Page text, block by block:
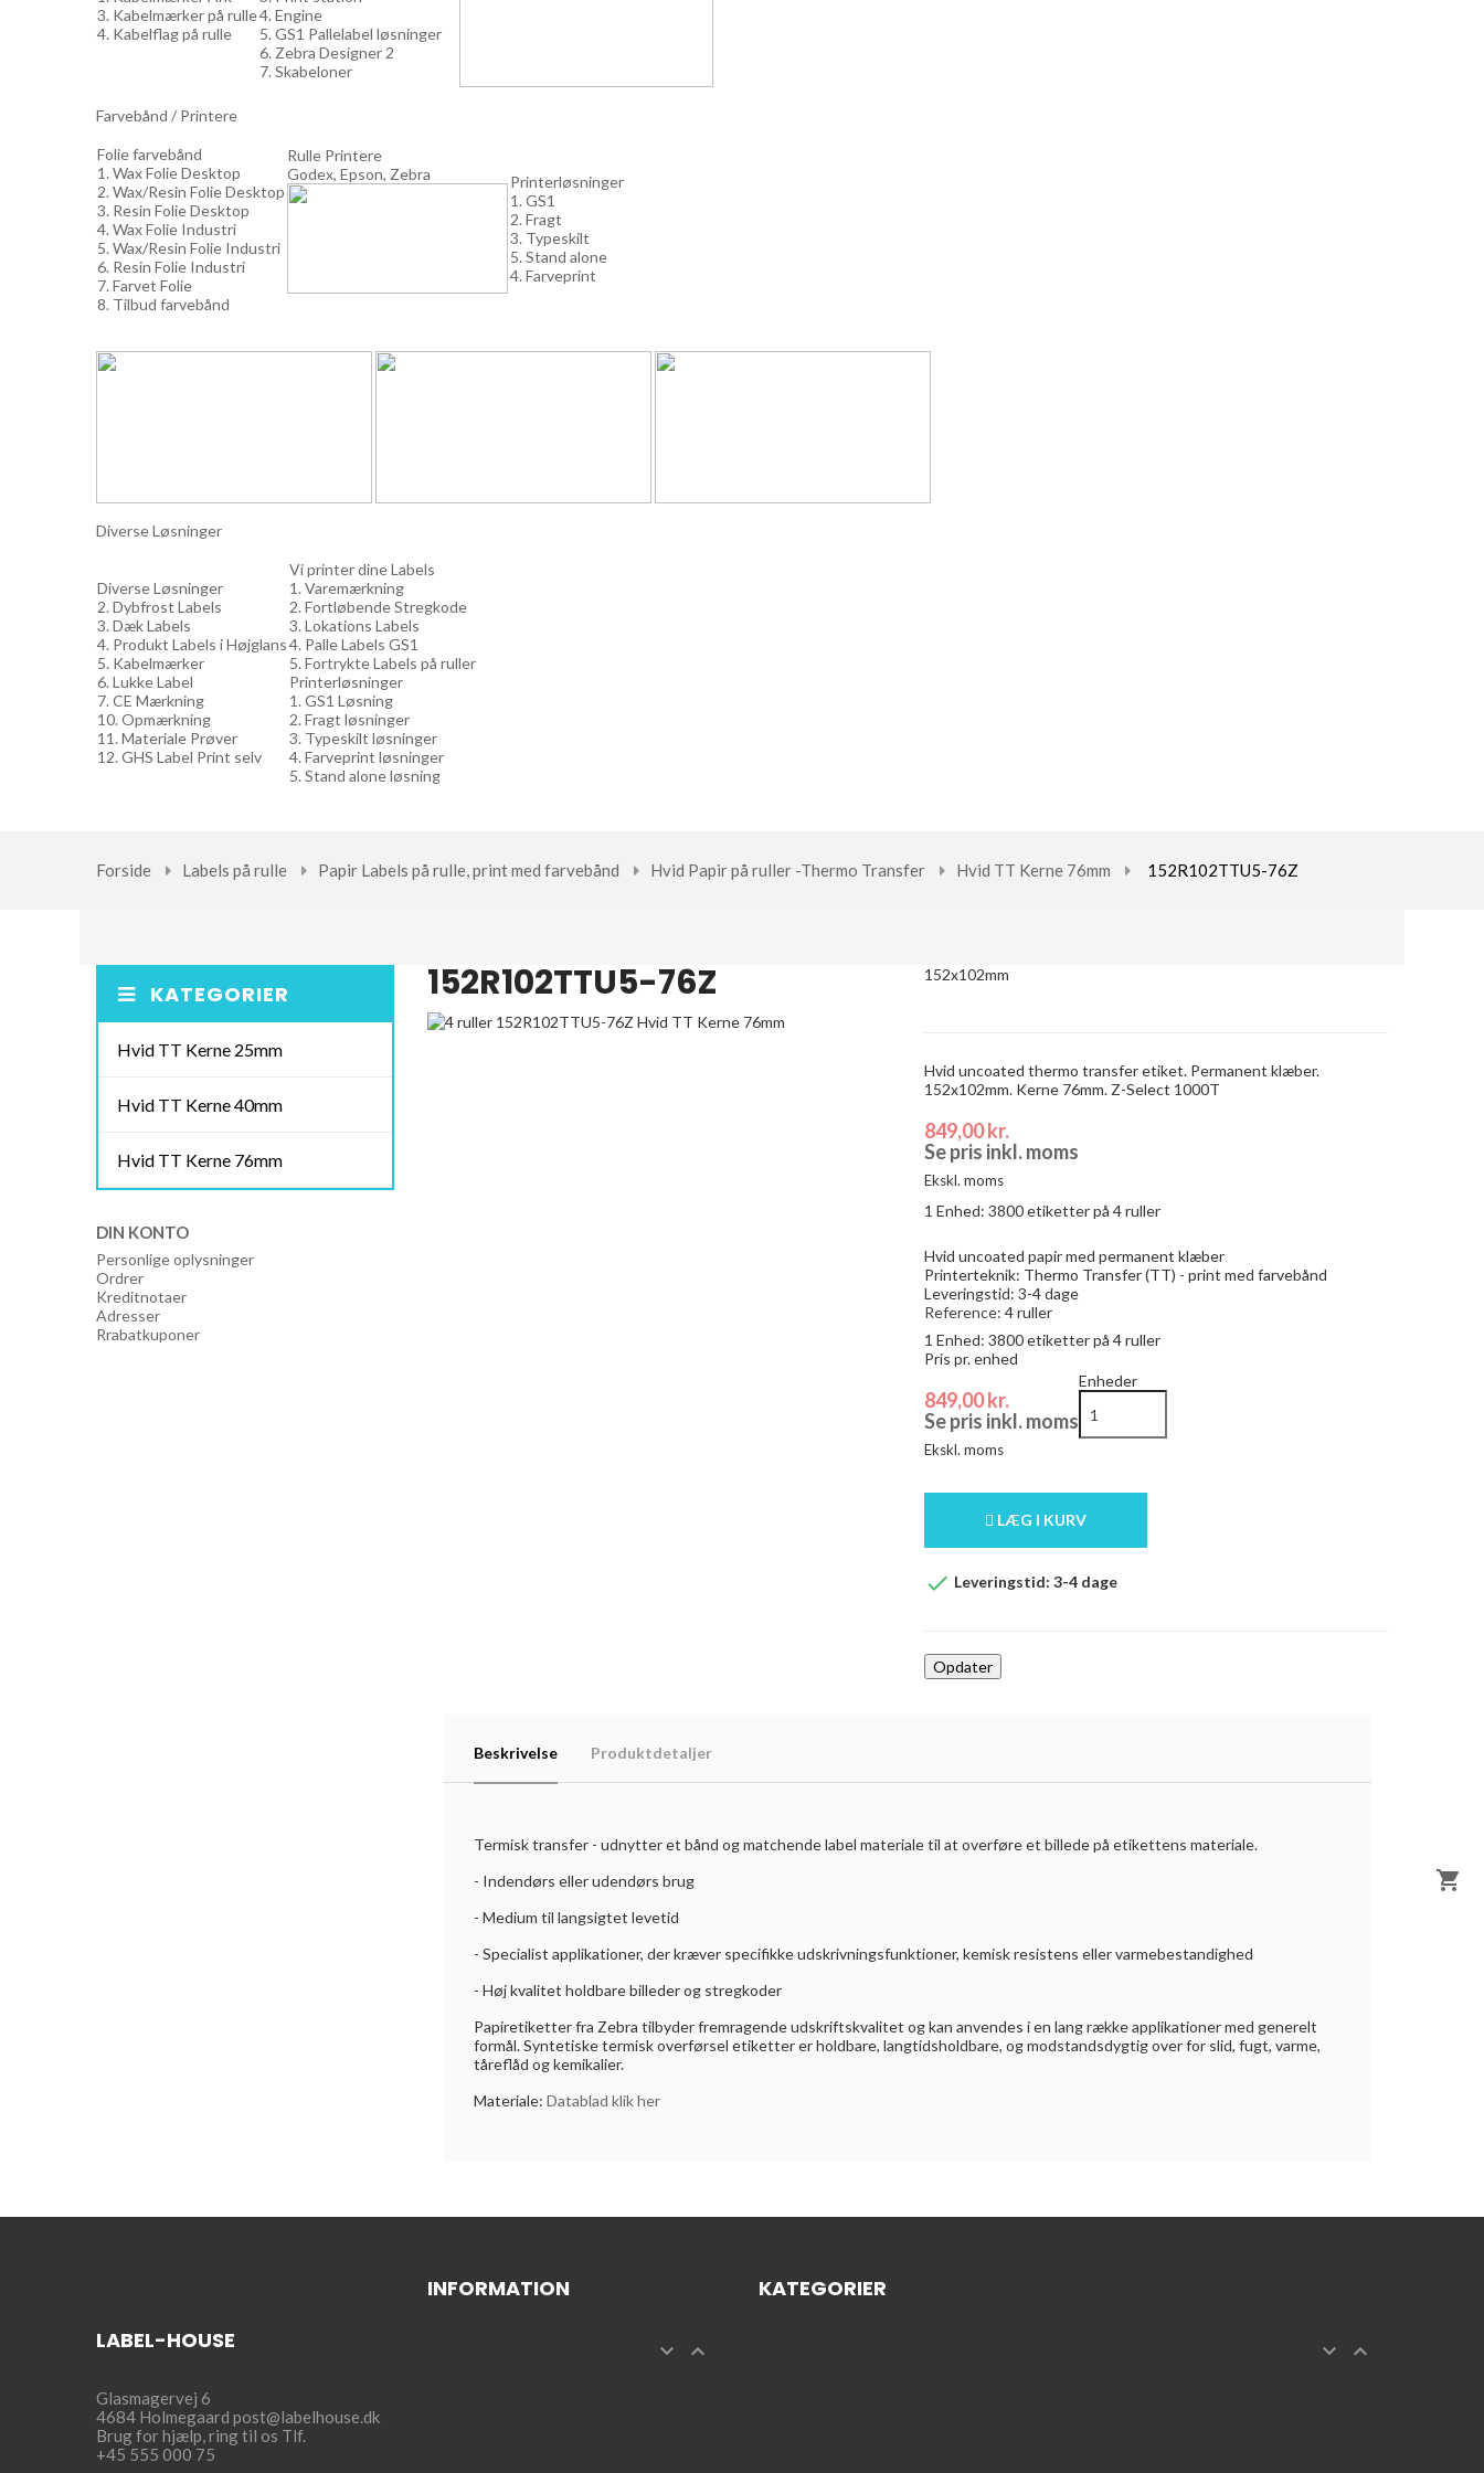
3. Kabelmærker på rulle
4. Kabelflag på rulle
4. Engine
5. GS1 Pallelabel løsninger
6. Zebra Designer 2
7. Skabeloner
Farvebånd / Printere
Folie farvebånd
1. Wax Folie Desktop
2. Wax/Resin Folie Desktop
3. Resin Folie Desktop
4. Wax Folie Industri
5. Wax/Resin Folie Industri
6. Resin Folie Industri
7. Farvet Folie
8. Tilbud farvebånd
Rulle Printere
Godex, Epson, Zebra
Printerløsninger
1. GS1
2. Fragt
3. Typeskilt
5. Stand alone
4. Farveprint
Diverse Løsninger
Diverse Løsninger
2. Dybfrost Labels
3. Dæk Labels
4. Produkt Labels i Højglans
5. Kabelmærker
6. Lukke Label
7. CE Mærkning
10. Opmærkning
11. Materiale Prøver
12. GHS Label Print selv
Vi printer dine Labels
1. Varemærkning
2. Fortløbende Stregkode
3. Lokations Labels
4. Palle Labels GS1
5. Fortrykte Labels på ruller
Printerløsninger
1. GS1 Løsning
2. Fragt løsninger
3. Typeskilt løsninger
4. Farveprint løsninger
5. Stand alone løsning
Forside Labels på rulle Papir Labels på rulle, print med farvebånd Hvid Papir på ruller -Thermo Transfer Hvid TT Kerne 76mm 152R102TTU5-76Z
KATEGORIER
Hvid TT Kerne 25mm
Hvid TT Kerne 40mm
Hvid TT Kerne 76mm
DIN KONTO
Personlige oplysninger
Ordrer
Kreditnotaer
Adresser
Rrabatkuponer
152R102TTU5-76Z 152x102mm
Hvid uncoated thermo transfer etiket. Permanent klæber.
152x102mm. Kerne 76mm. Z-Select 1000T
849,00 kr.
Se pris inkl. moms
Ekskl. moms
1 Enhed: 3800etiketter på 4 ruller
Hvid uncoated papir med permanent klæber
Printerteknik: Thermo Transfer (TT) - print med farvebånd
Leveringstid: 3-4 dage
Reference: 4 ruller
1 Enhed: 3800etiketter på 4 ruller
Pris pr. enhed
849,00 kr.
Se pris inkl. moms
Ekskl. moms
Enheder
LÆG I KURV
 Leveringstid: 3-4 dage
Beskrivelse Produktdetaljer
Termisk transfer - udnytter et bånd og matchende label materiale til at overføre et billede på etikettens materiale.
- Indendørs eller udendørs brug
- Medium til langsigtet levetid
- Specialist applikationer, der kræver specifikke udskrivningsfunktioner, kemisk resistens eller varmebestandighed
- Høj kvalitet holdbare billeder og stregkoder
Papiretiketter fra Zebra tilbyder fremragende udskriftskvalitet og kan anvendes i en lang række applikationer med generelt
formål. Syntetiske termisk overførsel etiketter er holdbare, langtidsholdbare, og modstandsdygtig over for slid, fugt, varme,
tåreflåd og kemikalier.
Materiale: Datablad klik her
LABEL-HOUSE
Glasmagervej 6
4684 Holmegaard post@labelhouse.dk
Brug for hjælp,ring til os Tlf.
+45 555 000 75
INFORMATION
 
KATEGORIER
 
